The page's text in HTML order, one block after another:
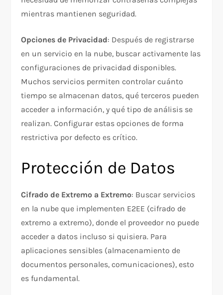
mientras mantienen seguridad.​
Opciones de Privacidad: Después de registrarse
en un servicio en la nube, buscar activamente las
configuraciones de privacidad disponibles.
Muchos servicios permiten controlar cuánto
tiempo se almacenan datos, qué terceros pueden
acceder a información, y qué tipo de análisis se
realizan. Configurar estas opciones de forma
restrictiva por defecto es crítico.​
Protección de Datos
Cifrado de Extremo a Extremo: Buscar servicios
en la nube que implementen E2EE (cifrado de
extremo a extremo), donde el proveedor no puede
acceder a datos incluso si quisiera. Para
aplicaciones sensibles (almacenamiento de
documentos personales, comunicaciones), esto
es fundamental.​